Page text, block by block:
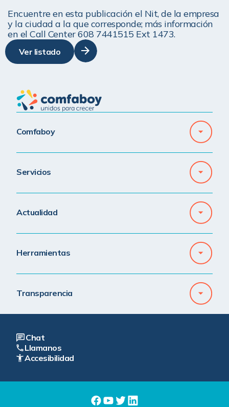
Encuentre en esta publicación el Nit, de la empresa
y la ciudad a la que corresponde; más información
en el Call Center 608 7441515 Ext 1473.
Ver listado
Comfaboy
Servicios
Actualidad
Herramientas
Transparencia
Chat
Llamanos
Accesibilidad